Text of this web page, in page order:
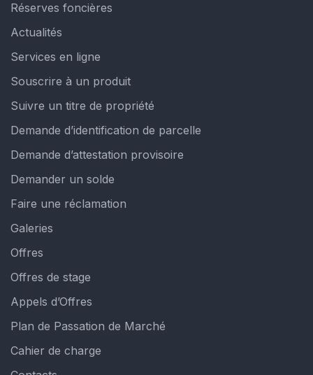
Réserves foncières
Actualités
Services en ligne
Souscrire à un produit
Suivre un titre de propriété
Demande d’identification de parcelle
Demande d’attestation provisoire
Demander un solde
Faire une réclamation
Galeries
Offres
Offres de stage
Appels d’Offres
Plan de Passation de Marché
Cahier de charge